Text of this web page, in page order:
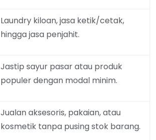
Laundry kiloan, jasa ketik/cetak,
hingga jasa penjahit.
Jastip sayur pasar atau produk
populer dengan modal minim.
Jualan aksesoris, pakaian, atau
kosmetik tanpa pusing stok barang.